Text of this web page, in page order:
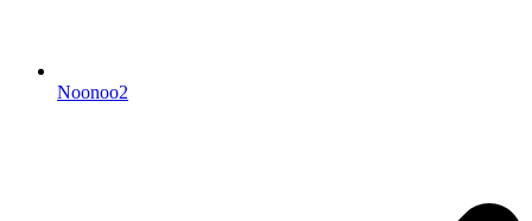
Noonoo2